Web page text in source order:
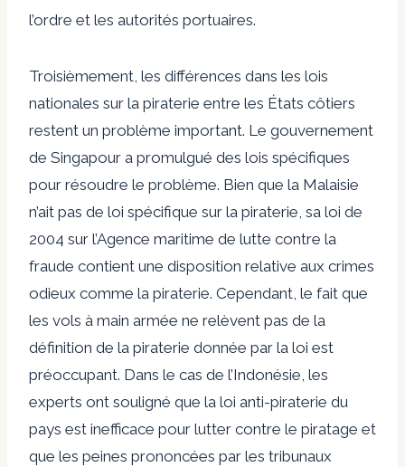
l’ordre et les autorités portuaires.
Troisièmement, les différences dans les lois
nationales sur la piraterie entre les États côtiers
restent un problème important. Le gouvernement
de Singapour a promulgué des lois spécifiques
pour résoudre le problème. Bien que la Malaisie
n’ait pas de loi spécifique sur la piraterie, sa loi de
2004 sur l’Agence maritime de lutte contre la
fraude contient une disposition relative aux crimes
odieux comme la piraterie. Cependant, le fait que
les vols à main armée ne relèvent pas de la
définition de la piraterie donnée par la loi est
préoccupant. Dans le cas de l’Indonésie, les
experts ont souligné que la loi anti-piraterie du
pays est inefficace pour lutter contre le piratage et
que les peines prononcées par les tribunaux